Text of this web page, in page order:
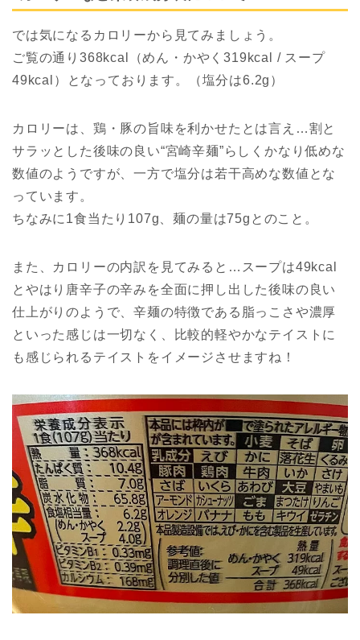
では気になるカロリーから見てみましょう。
ご覧の通り368kcal（めん・かやく319kcal / スープ
49kcal）となっております。（塩分は6.2g）
カロリーは、鶏・豚の旨味を利かせたとは言え…割と
サラッとした後味の良い“宮崎辛麺”らしくかなり低めな
数値のようですが、一方で塩分は若干高めな数値とな
っています。
ちなみに1食当たり107g、麺の量は75gとのこと。
また、カロリーの内訳を見てみると…スープは49kcal
とやはり唐辛子の辛みを全面に押し出した後味の良い
仕上がりのようで、辛麺の特徴である脂っこさや濃厚
といった感じは一切なく、比較的軽やかなテイストに
も感じられるテイストをイメージさせますね！